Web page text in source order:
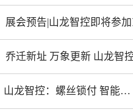
运动。（一个伺服）其中Z
轴是要两个伺服来配合完
成，伺服Z1：控制绗缝针上
动跟随不用电脑系统控制。
所以电脑是三轴系统，但却
控制着4个伺服。Z轴主要工
艺是：在500-2800针/分的
速度下，保证针始终能插入
山龙智控：螺丝锁付 智能升级